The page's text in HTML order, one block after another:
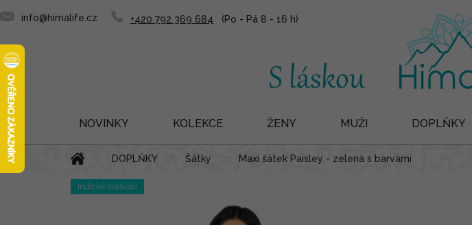
Přejít
na
obsah
+420 792 369 684
info@himalife.cz
NOVINKY KOLEKCE ŽENY MUŽI DOPLŇKY
Domů DOPLŇKY Šátky Maxi šátek Paisley - zelená s barvami
Indické hedvábí